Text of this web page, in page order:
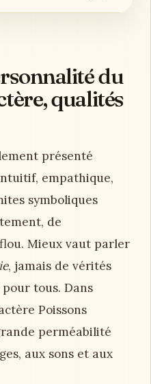
du
qualités
présenté
empathique,
symboliques
de
Mieux vaut parler
, jamais de vérités
tous. Dans
Poissons
perméabilité
aux sons et aux